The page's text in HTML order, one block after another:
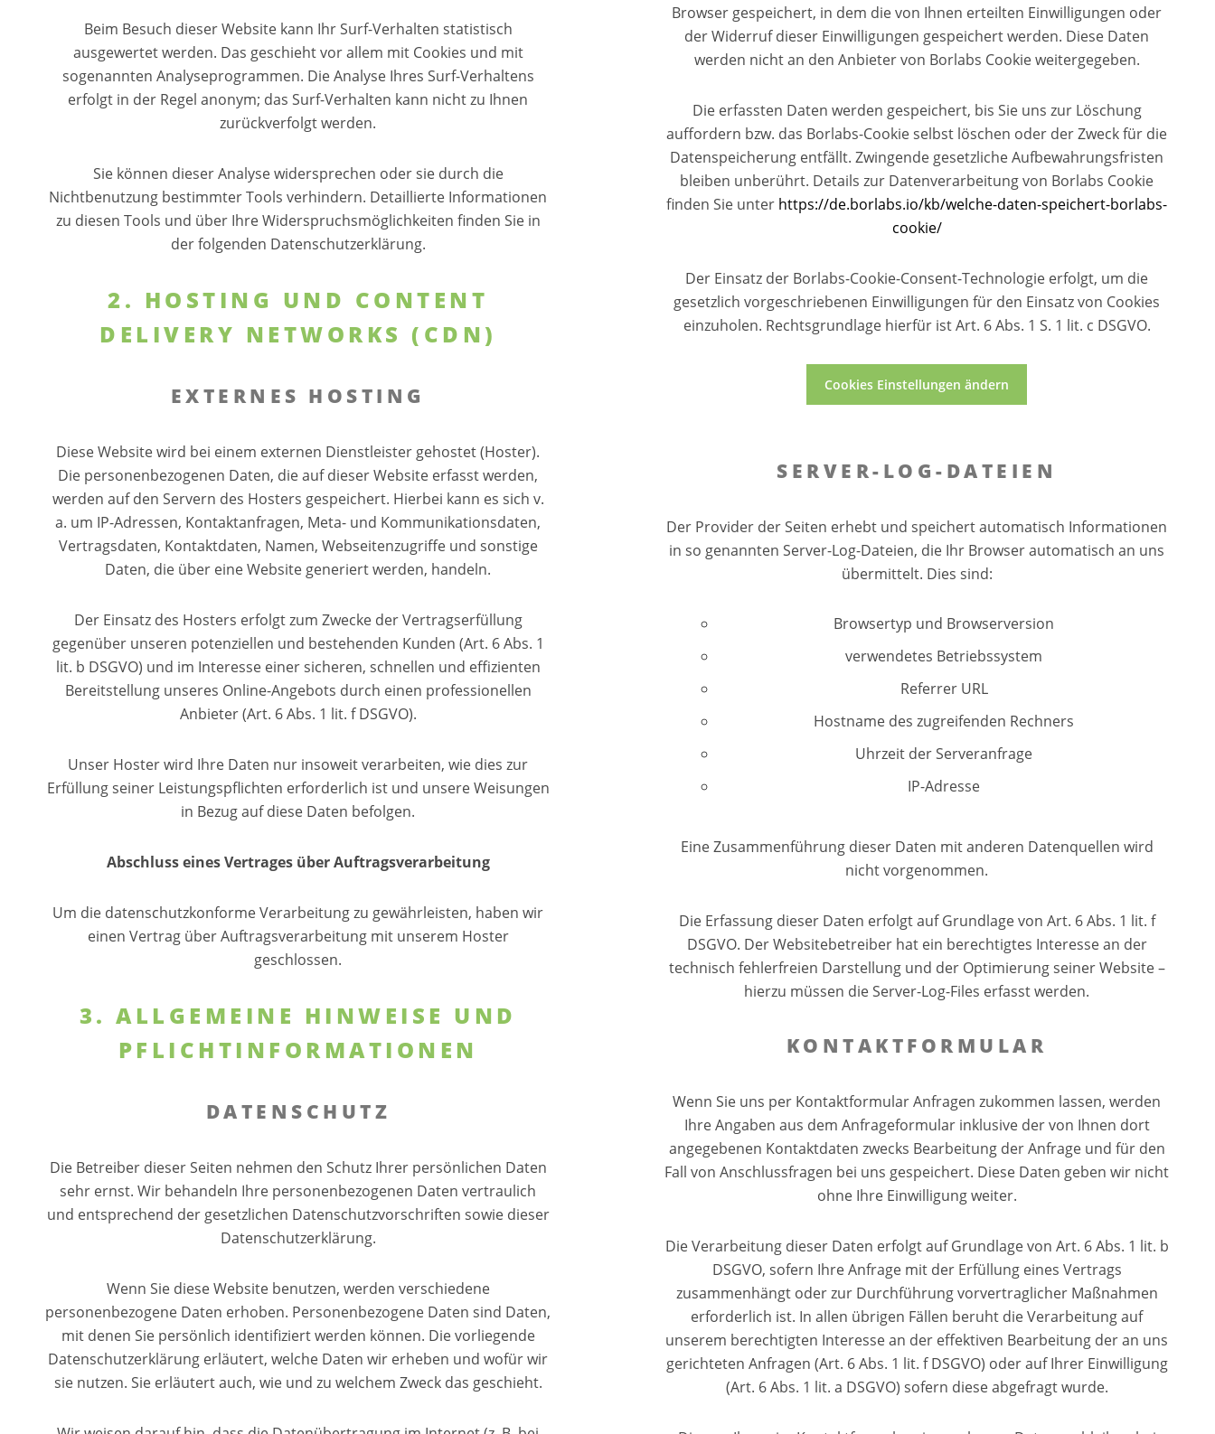
Beim Besuch dieser Website kann Ihr Surf-Verhalten statistisch
ausgewertet werden. Das geschieht vor allem mit Cookies und mit
sogenannten Analyseprogrammen. Die Analyse Ihres Surf-Verhaltens
erfolgt in der Regel anonym; das Surf-Verhalten kann nicht zu Ihnen
zurückverfolgt werden.
Sie können dieser Analyse widersprechen oder sie durch die
Nichtbenutzung bestimmter Tools verhindern. Detaillierte Informationen
zu diesen Tools und über Ihre Widerspruchsmöglichkeiten finden Sie in
der folgenden Datenschutzerklärung.
2. HOSTING UND CONTENT
DELIVERY NETWORKS (CDN)
EXTERNES HOSTING
Diese Website wird bei einem externen Dienstleister gehostet (Hoster).
Die personenbezogenen Daten, die auf dieser Website erfasst werden,
werden auf den Servern des Hosters gespeichert. Hierbei kann es sich v.
a. um IP-Adressen, Kontaktanfragen, Meta- und Kommunikationsdaten,
Vertragsdaten, Kontaktdaten, Namen, Webseitenzugriffe und sonstige
Daten, die über eine Website generiert werden, handeln.
Der Einsatz des Hosters erfolgt zum Zwecke der Vertragserfüllung
gegenüber unseren potenziellen und bestehenden Kunden (Art. 6 Abs. 1
lit. b DSGVO) und im Interesse einer sicheren, schnellen und effizienten
Bereitstellung unseres Online-Angebots durch einen professionellen
Anbieter (Art. 6 Abs. 1 lit. f DSGVO).
Unser Hoster wird Ihre Daten nur insoweit verarbeiten, wie dies zur
Erfüllung seiner Leistungspflichten erforderlich ist und unsere Weisungen
in Bezug auf diese Daten befolgen.
Abschluss eines Vertrages über Auftragsverarbeitung
Um die datenschutzkonforme Verarbeitung zu gewährleisten, haben wir
einen Vertrag über Auftragsverarbeitung mit unserem Hoster
geschlossen.
3. ALLGEMEINE HINWEISE UND
PFLICHTINFORMATIONEN
DATENSCHUTZ
Die Betreiber dieser Seiten nehmen den Schutz Ihrer persönlichen Daten
sehr ernst. Wir behandeln Ihre personenbezogenen Daten vertraulich
und entsprechend der gesetzlichen Datenschutzvorschriften sowie dieser
Datenschutzerklärung.
Wenn Sie diese Website benutzen, werden verschiedene
personenbezogene Daten erhoben. Personenbezogene Daten sind Daten,
mit denen Sie persönlich identifiziert werden können. Die vorliegende
Datenschutzerklärung erläutert, welche Daten wir erheben und wofür wir
sie nutzen. Sie erläutert auch, wie und zu welchem Zweck das geschieht.
Browser gespeichert, in dem die von Ihnen erteilten Einwilligungen oder
der Widerruf dieser Einwilligungen gespeichert werden. Diese Daten
werden nicht an den Anbieter von Borlabs Cookie weitergegeben.
Die erfassten Daten werden gespeichert, bis Sie uns zur Löschung
auffordern bzw. das Borlabs-Cookie selbst löschen oder der Zweck für die
Datenspeicherung entfällt. Zwingende gesetzliche Aufbewahrungsfristen
bleiben unberührt. Details zur Datenverarbeitung von Borlabs Cookie
finden Sie unter https://de.borlabs.io/kb/welche-daten-speichert-borlabs-
cookie/
Der Einsatz der Borlabs-Cookie-Consent-Technologie erfolgt, um die
gesetzlich vorgeschriebenen Einwilligungen für den Einsatz von Cookies
einzuholen. Rechtsgrundlage hierfür ist Art. 6 Abs. 1 S. 1 lit. c DSGVO.
Cookies Einstellungen ändern
SERVER-LOG-DATEIEN
Der Provider der Seiten erhebt und speichert automatisch Informationen
in so genannten Server-Log-Dateien, die Ihr Browser automatisch an uns
übermittelt. Dies sind:
Browsertyp und Browserversion
verwendetes Betriebssystem
Referrer URL
Hostname des zugreifenden Rechners
Uhrzeit der Serveranfrage
IP-Adresse
Eine Zusammenführung dieser Daten mit anderen Datenquellen wird
nicht vorgenommen.
Die Erfassung dieser Daten erfolgt auf Grundlage von Art. 6 Abs. 1 lit. f
DSGVO. Der Websitebetreiber hat ein berechtigtes Interesse an der
technisch fehlerfreien Darstellung und der Optimierung seiner Website –
hierzu müssen die Server-Log-Files erfasst werden.
KONTAKTFORMULAR
Wenn Sie uns per Kontaktformular Anfragen zukommen lassen, werden
Ihre Angaben aus dem Anfrageformular inklusive der von Ihnen dort
angegebenen Kontaktdaten zwecks Bearbeitung der Anfrage und für den
Fall von Anschlussfragen bei uns gespeichert. Diese Daten geben wir nicht
ohne Ihre Einwilligung weiter.
Die Verarbeitung dieser Daten erfolgt auf Grundlage von Art. 6 Abs. 1 lit. b
DSGVO, sofern Ihre Anfrage mit der Erfüllung eines Vertrags
zusammenhängt oder zur Durchführung vorvertraglicher Maßnahmen
erforderlich ist. In allen übrigen Fällen beruht die Verarbeitung auf
unserem berechtigten Interesse an der effektiven Bearbeitung der an uns
gerichteten Anfragen (Art. 6 Abs. 1 lit. f DSGVO) oder auf Ihrer Einwilligung
(Art. 6 Abs. 1 lit. a DSGVO) sofern diese abgefragt wurde.